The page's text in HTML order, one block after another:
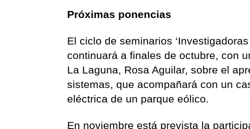
Próximas ponencias
El ciclo de seminarios
continuará a finales de octubre, con
La Laguna, Rosa Aguilar, sobre el
sistemas, que acompañará con un
eléctrica de un parque eólico.
En noviembre está prevista la